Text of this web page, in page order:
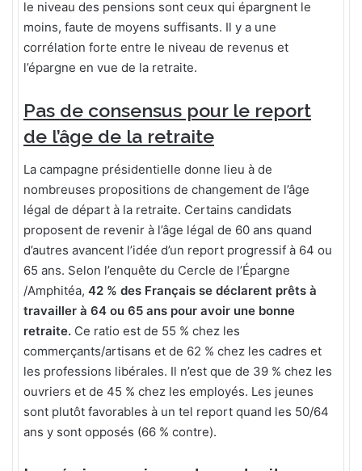
le niveau des pensions sont ceux qui épargnent le
moins, faute de moyens suffisants. Il y a une
corrélation forte entre le niveau de revenus et
l’épargne en vue de la retraite.
Pas de consensus pour le report
de l’âge de la retraite
La campagne présidentielle donne lieu à de
nombreuses propositions de changement de l’âge
légal de départ à la retraite. Certains candidats
proposent de revenir à l’âge légal de 60 ans quand
d’autres avancent l’idée d’un report progressif à 64 ou
65 ans. Selon l’enquête du Cercle de l’Épargne
/Amphitéa, 42 % des Français se déclarent prêts à
travailler à 64 ou 65 ans pour avoir une bonne
retraite. Ce ratio est de 55 % chez les
commerçants/artisans et de 62 % chez les cadres et
les professions libérales. Il n’est que de 39 % chez les
ouvriers et de 45 % chez les employés. Les jeunes
sont plutôt favorables à un tel report quand les 50/64
ans y sont opposés (66 % contre).